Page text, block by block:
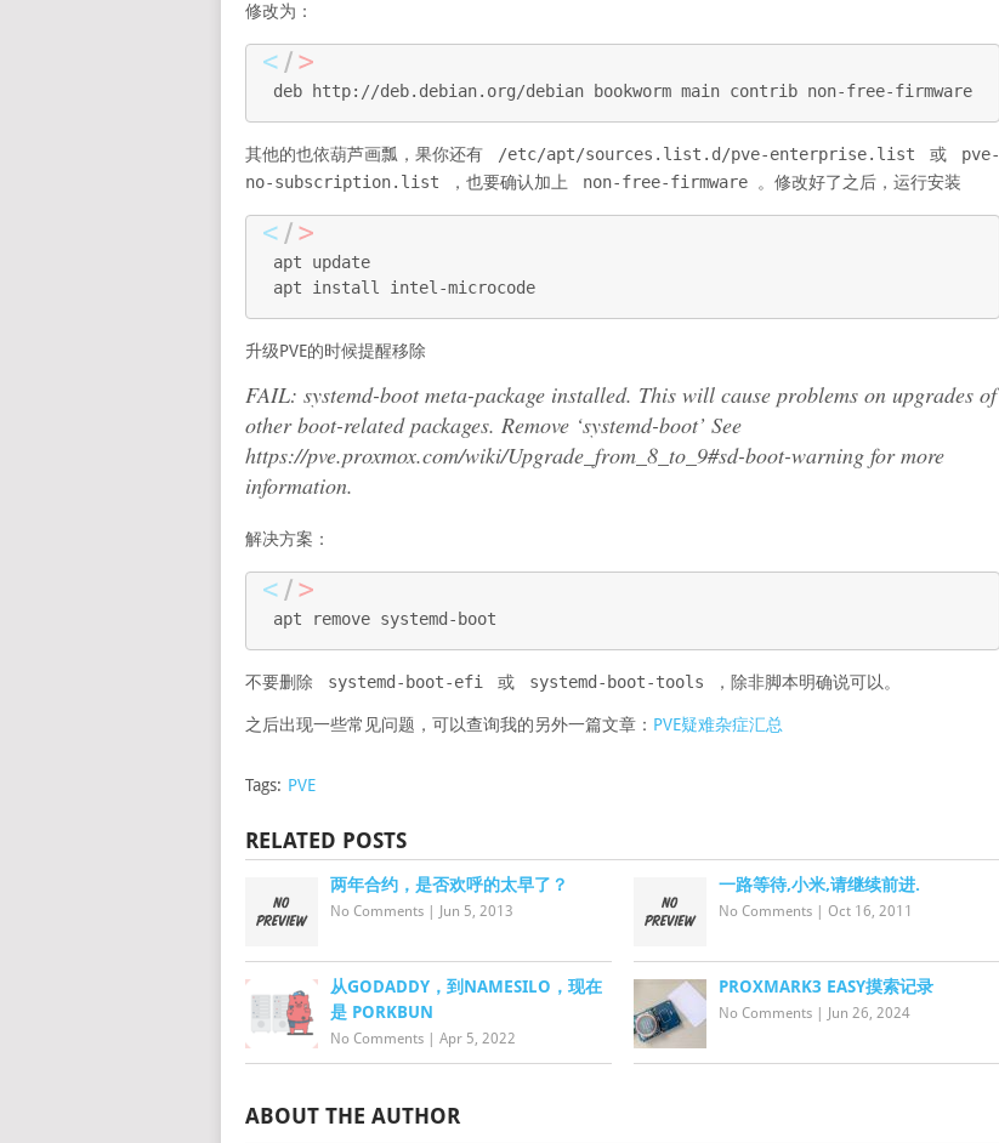
修改为：
deb http://deb.debian.org/debian bookworm main contrib non-free-firmware
其他的也依葫芦画瓢，果你还有 /etc/apt/sources.list.d/pve-enterprise.list 或
pve-
no-subscription.list
，也要确认加上 non-free-firmware 。修改好了之后，运行安装
apt update
apt install intel-microcode
升级PVE的时候提醒移除
FAIL: systemd-boot meta-package installed. This will cause problems on upgrades of
other boot-related packages. Remove ‘systemd-boot’ See
https://pve.proxmox.com/wiki/Upgrade_from_8_to_9#sd-boot-warning for more
information.
解决方案：
apt remove systemd-boot
不要删除 systemd-boot-efi 或 systemd-boot-tools ，除非脚本明确说可以。
之后出现一些常见问题，可以查询我的另外一篇文章： PVE疑难杂症汇总
Tags: PVE
RELATED POSTS
两年合约，是否欢呼的太早了？
No Comments Jun 5, 2013
一路等待,小米,请继续前进.
No Comments |Oct 16, 2011
从GODADDY，到NAMESILO，现在
是 PORKBUN
No Comments Apr 5, 2022
PROXMARK3 EASY摸索记录
No Comments Jun 26, 2024
ABOUT THE AUTHOR